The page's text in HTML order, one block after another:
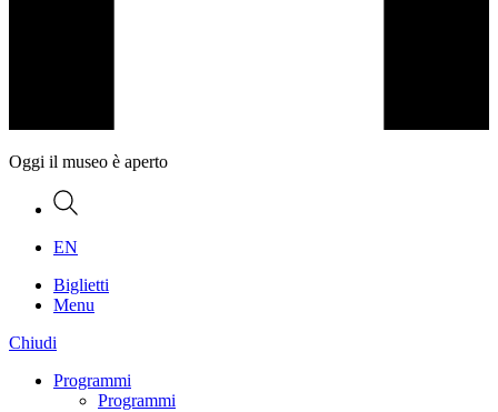
Oggi il museo è aperto
Ricerca
EN
Biglietti
Menu
Chiudi
Programmi
Programmi